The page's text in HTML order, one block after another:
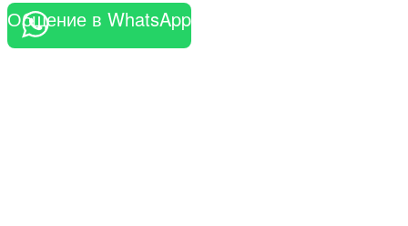
Общение в WhatsApp